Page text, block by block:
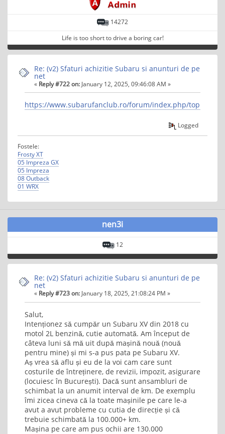
14272
Life is too short to drive a boring car!
Re: (v2) Sfaturi achizitie Subaru si anunturi de pe
net
« Reply #722 on: January 12, 2025, 09:46:08 AM »
https://www.subarufanclub.ro/forum/index.php/
Logged
Fostele:
Frosty XT
05 Impreza GX
05 Impreza
08 Outback
01 WRX
nen3i
12
Re: (v2) Sfaturi achizitie Subaru si anunturi de pe
net
« Reply #723 on: January 18, 2025, 21:08:24 PM »
Salut,
Intenționez să cumpăr un Subaru XV din 2018 cu
motol 2L benzină, cutie automată. Am început de
câteva luni să mă uit după mașină nouă (nouă
pentru mine) și mi s-a pus pata pe Subaru XV.
Aș vrea să aflu și eu de la voi cam care sunt
costurile de întreținere, de revizii, impozit, asigurare
(locuiesc în București). Dacă sunt ansambluri de
schimbat la un anumit interval de km. De exemplu
îmi zicea cineva că la toate mașinile pe care le-a
avut a avut probleme cu cutia de direcție și că
trebuie schimbată la 100.000+ km.
Mașina pe care am pus ochii are 130.000